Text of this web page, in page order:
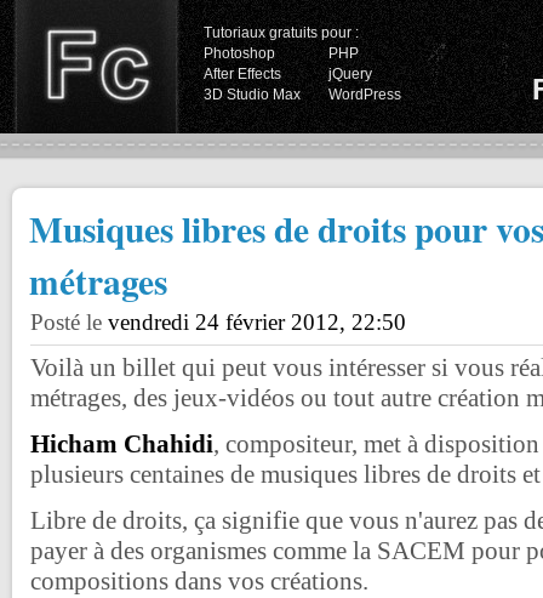
Tutoriaux gratuits pour :
Photoshop
PHP
After Effects
jQuery
3D Studio Max
WordPress
Musiques libres de droits pour
métrages
Posté le vendredi 24 février 2012, 22:50
Voilà un billet qui peut vous intéresser si vous
métrages, des jeux-vidéos ou tout autre création
Hicham Chahidi, compositeur, met à
plusieurs centaines de musiques libres de droits
Libre de droits, ça signifie que vous n'aurez pas
payer à des organismes comme la SACEM pour
compositions dans vos créations.